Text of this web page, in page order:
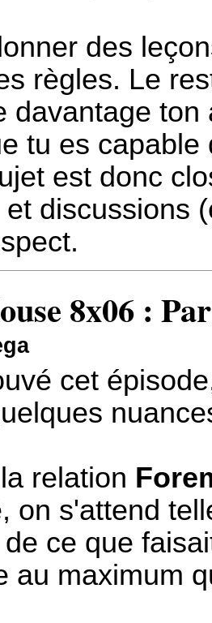
des
règles. Le
davantage
tu es capable
est donc
discussions
8x06 :
cet
relation
on s'attend
ce que
au maximum